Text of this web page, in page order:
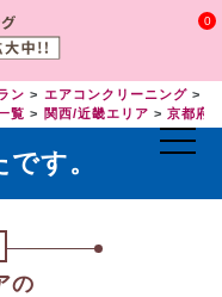
0
ン エアコンクリーニング
覧 関西/近畿エリア 京都府
す。
の